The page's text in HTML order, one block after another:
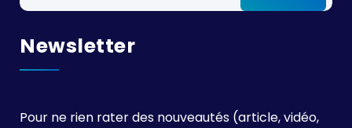
Newsletter
Pour ne rien rater des nouveautés (article, vidéo,